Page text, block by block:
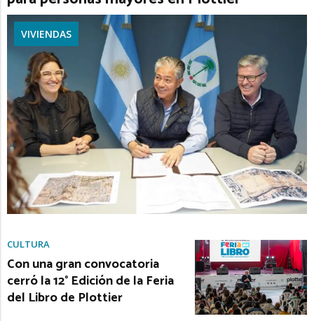
VIVIENDAS
CULTURA
Con una gran convocatoria
cerró la 12° Edición de la Feria
del Libro de Plottier